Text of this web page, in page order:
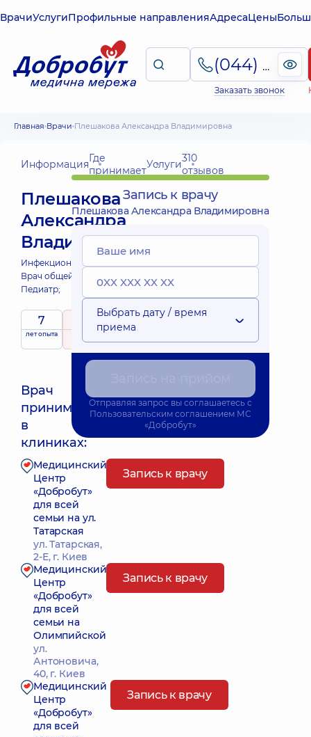
ВрачиУслугиПрофильные направленияАдресаЦены
(044) 495-2-888
Заказать звонок
Главная Врачи Плешакова Александра Владимировна
ИнформацияГде
принимаетУслуги310
отзывов
Плешакова
Александра
Владимировна
Инфекционист;
Врач общей практики - семейный врач;
Педиатр;
7
лет опыта
5 / 5
на основе
310 отзывов
детей
Врач
принимает
в
клиниках:
Ближайшее время приема: 18.08.2026 15:00
Медицинский
Центр
«Добробут»
для всей
семьи на ул.
Татарская
ул. Татарская,
2-Е, г. Киев
Запись к врачу
Медицинский
Центр
«Добробут»
для всей
семьи на
Олимпийской
ул.
Антоновича,
40, г. Киев
Запись к врачу
Медицинский
Центр
«Добробут»
для всей
Запись к врачу
Запись к врачу
Плешакова Александра Владимировна
Выбрать дату / время
приема
Отправляя запрос вы соглашаетесь с
Пользовательским соглашением МС
«Добробут»